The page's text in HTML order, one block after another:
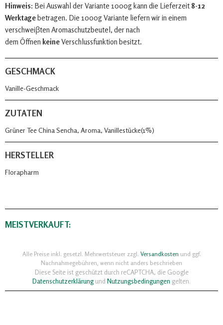
Hinweis: Bei Auswahl der Variante 1000g kann die Lieferzeit 8-12
Werktagebetragen. Die 1000g Variante liefern wir in einem
verschweiβten Aromaschutzbeutel, der nach
dem Öffnen keineVerschlussfunktion besitzt.
GESCHMACK
Vanille-Geschmack
ZUTATEN
Grüner Tee China Sencha, Aroma, Vanillestücke(1%)
HERSTELLER
Florapharm
MEISTVERKAUFT:
Alle Preise inkl. gesetzl. Mehrwertsteuer zzgl. Versandkosten und ggf.
Nachnahmegebühren, wenn nicht anders beschrieben
Diese Seite ist geschützt durch reCAPTCHA, die Google
Datenschutzerklärungund Nutzungsbedingungen gelten.